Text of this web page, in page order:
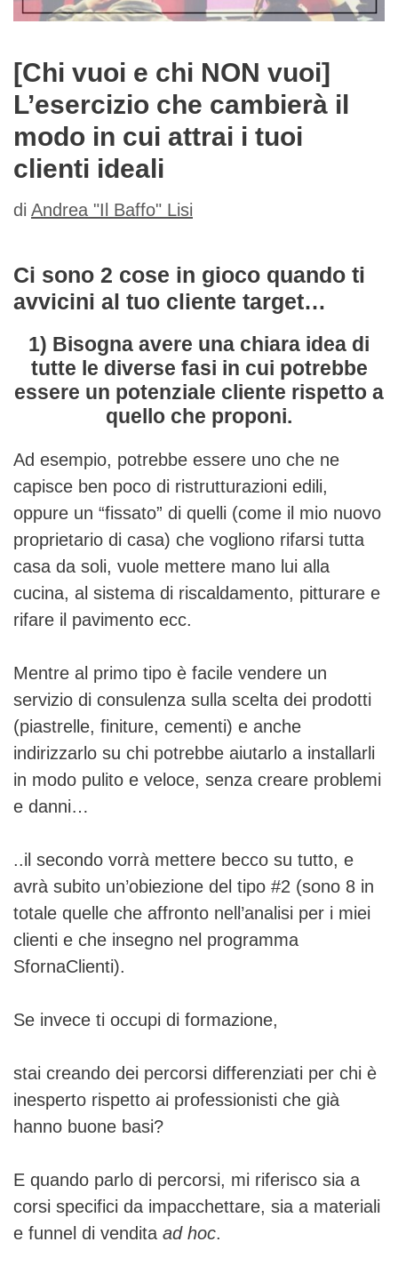
[Chi vuoi e chi NON vuoi]
L’esercizio che cambierà il
modo in cui attrai i tuoi
clienti ideali
di Andrea "Il Baffo" Lisi
Ci sono 2 cose in gioco quando ti
avvicini al tuo cliente target…
1) Bisogna avere una chiara idea di
tutte le diverse fasi in cui potrebbe
essere un potenziale cliente rispetto a
quello che proponi.
Ad esempio, potrebbe essere uno che ne
capisce ben poco di ristrutturazioni edili,
oppure un “fissato” di quelli (come il mio nuovo
proprietario di casa) che vogliono rifarsi tutta
casa da soli, vuole mettere mano lui alla
cucina, al sistema di riscaldamento, pitturare e
rifare il pavimento ecc.
Mentre al primo tipo è facile vendere un
servizio di consulenza sulla scelta dei prodotti
(piastrelle, finiture, cementi) e anche
indirizzarlo su chi potrebbe aiutarlo a installarli
in modo pulito e veloce, senza creare problemi
e danni…
..il secondo vorrà mettere becco su tutto, e
avrà subito un’obiezione del tipo #2 (sono 8 in
totale quelle che affronto nell’analisi per i miei
clienti e che insegno nel programma
SfornaClienti).
Se invece ti occupi di formazione,
stai creando dei percorsi differenziati per chi è
inesperto rispetto ai professionisti che già
hanno buone basi?
E quando parlo di percorsi, mi riferisco sia a
corsi specifici da impacchettare, sia a materiali
e funnel di vendita ad hoc.